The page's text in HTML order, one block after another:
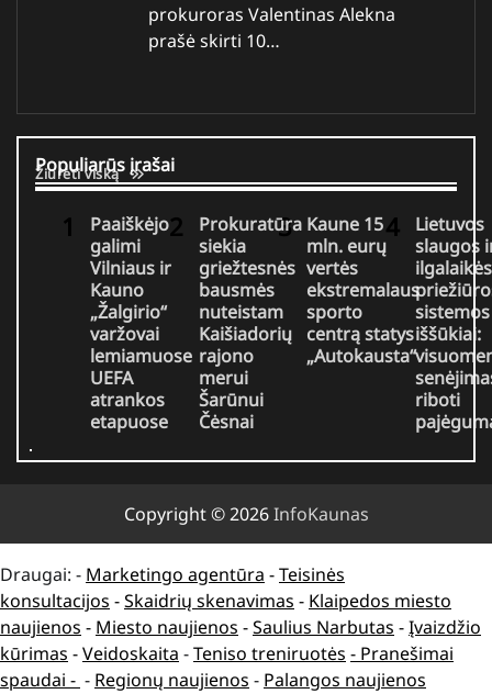
prokuroras Valentinas Alekna
prašė skirti 10…
Populiarūs įrašai
Žiūrėti viską
Paaiškėjo
galimi
Vilniaus ir
Kauno
„Žalgirio“
varžovai
lemiamuose
UEFA
atrankos
etapuose
Prokuratūra
siekia
griežtesnės
bausmės
nuteistam
Kaišiadorių
rajono
merui
Šarūnui
Čėsnai
Kaune 15
mln. eurų
vertės
ekstremalaus
sporto
centrą statys
„Autokausta“
Lietuvos
slaugos
ilgalaikės
sistemos
iššūkiai:
riboti
Copyright © 2026InfoKaunas
Draugai: - Marketingo agentūra -Teisinės
konsultacijos -Skaidrių skenavimas - Klaipedos miesto
naujienos - Miesto naujienos -Saulius Narbutas -Įvaizdžio
kūrimas -Veidoskaita -Teniso treniruotės - Pranešimai
spaudai - - Regionų naujienos - Palangos naujienos